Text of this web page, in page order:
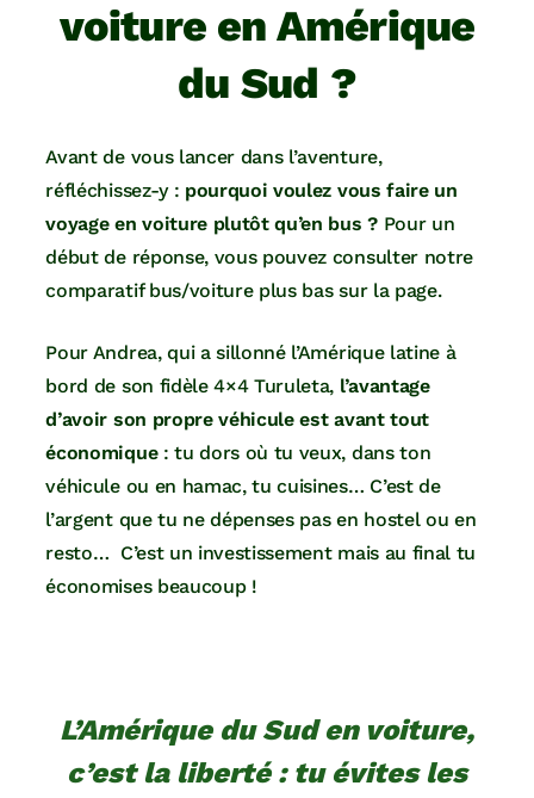
voiture en Amérique
du Sud ?
Avant de vous lancer dans l’aventure,
réfléchissez-y : pourquoi voulez vous faire un
voyage en voiture plutôt qu’en bus ?Pour un
début de réponse, vous pouvez consulter notre
comparatif bus/voiture plus bas sur la page.
Pour Andrea, qui a sillonné l’Amérique latine à
bord de son fidèle 4×4 Turuleta, l’avantage
d’avoir son propre véhicule est avant tout
économique: tu dors où tu veux, dans ton
véhicule ou en hamac, tu cuisines… C’est de
l’argent que tu ne dépenses pas en hostel ou en
resto… C’est un investissement mais au final tu
économises beaucoup !
L’Amérique du Sud en voiture,
c’est la liberté : tu évites les